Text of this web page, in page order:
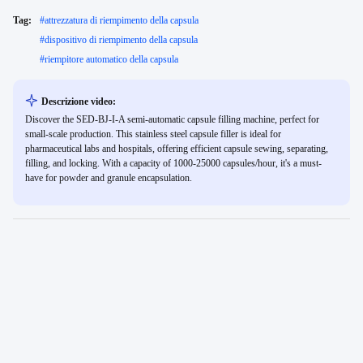
Tag: #attrezzatura di riempimento della capsula
#dispositivo di riempimento della capsula
#riempitore automatico della capsula
Descrizione video:
Discover the SED-BJ-I-A semi-automatic capsule filling machine, perfect for
small-scale production. This stainless steel capsule filler is ideal for
pharmaceutical labs and hospitals, offering efficient capsule sewing, separating,
filling, and locking. With a capacity of 1000-25000 capsules/hour, it's a must-
have for powder and granule encapsulation.